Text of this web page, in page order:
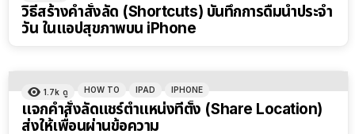
วิธีสร้างคำสั่งลัด (Shortcuts) บันทึกการดื่มน้ำประจำ
วัน ในแอปสุขภาพบน iPhone
1.7k ดู HOW TO IPAD IPHONE
แจกคำสั่งลัดแชร์ตำแหน่งที่ตั้ง (Share Location)
ส่งให้เพื่อนผ่านข้อความ